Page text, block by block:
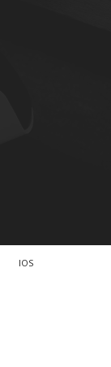
IOS